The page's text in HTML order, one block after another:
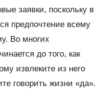
заявки, поскольку в
предпочтение всему
Во многих
до того, как
извлеките из него
говорить жизни «да».